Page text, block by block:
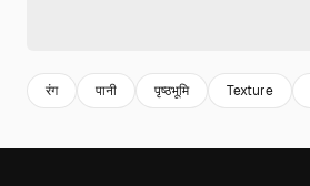
रंग पानी पृष्ठभूमि Texture